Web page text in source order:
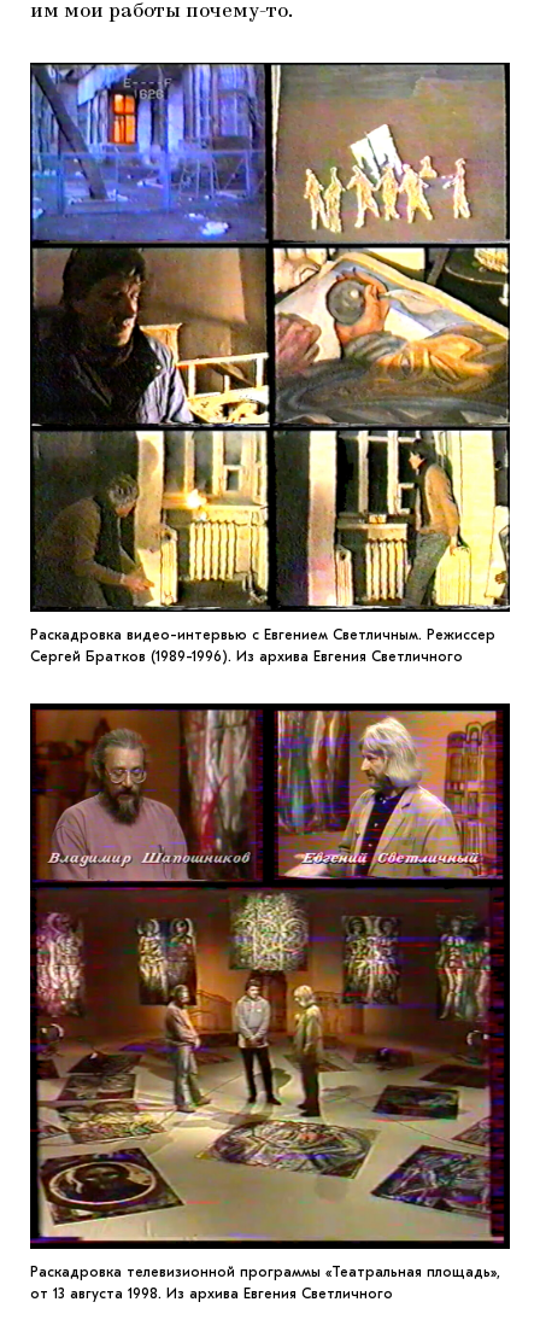
им мои работы почему-то.
Раскадровка видео-интервью с Евгением Светличным. Режиссер
Сергей Братков (1989-1996). Из архива Евгения Светличного
Раскадровка телевизионной программы «Театральная площадь»,
от 13 августа 1998. Из архива Евгения Светличного